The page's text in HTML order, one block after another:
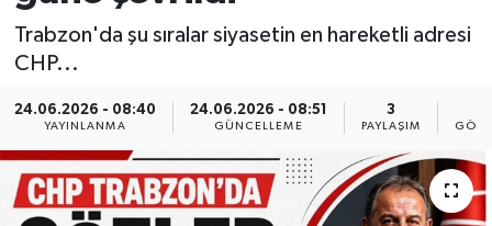
Trabzon'da şu sıralar siyasetin en hareketli adresi
CHP...
24.06.2026 - 08:40
YAYINLANMA
24.06.2026 - 08:51
GÜNCELLEME
3
PAYLAŞIM